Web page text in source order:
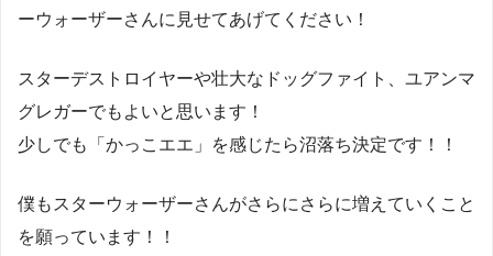
ーウォーザーさんに見せてあげてください！
スターデストロイヤーや壮大なドッグファイト、ユアンマ
グレガーでもよいと思います！
少しでも「かっこエエ」を感じたら沼落ち決定です！！
僕もスターウォーザーさんがさらにさらに増えていくこと
を願っています！！